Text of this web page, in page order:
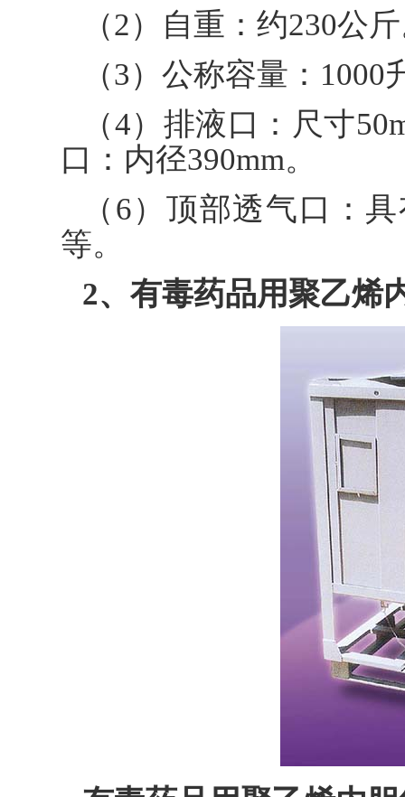
（2）自重：约230公
（3）公称容量：
（4）排液口：尺寸
口：内径390mm。
（6）顶部透气口：
等。
2、有毒药品用聚乙烯